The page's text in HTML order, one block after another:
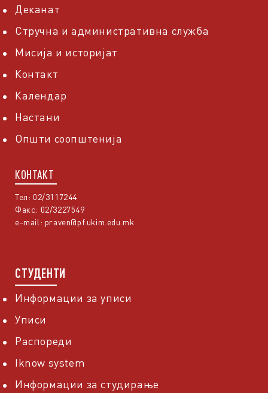
Деканат
Стручна и административна служба
Мисија и историјат
Контакт
Календар
Настани
Општи соопштенија
КОНТАКТ
Тел: 02/3117244
Факс: 02/3227549
e-mail: praven@pf.ukim.edu.mk
СТУДЕНТИ
Информации за уписи
Уписи
Распореди
Iknow system
Информации за студирање